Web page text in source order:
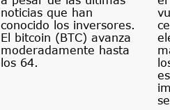
noticias que han
conocido los inversores.
El bitcoin (BTC) avanza
moderadamente hasta
los 64.